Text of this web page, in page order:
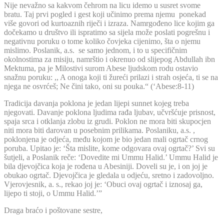
Nije nevažno sa kakvom čehrom na licu idemo u susret svome
bratu. Taj prvi pogled i gest koji učinimo prema njemu ponekad
više govori od kurtoaznih riječi i izraza. Namrgođeno lice kojim ga
dočekamo u društvo ili ispratimo sa sijela može poslati pogrešnu i
negativnu poruku o tome koliko čovjeka cijenimo, šta o njemu
mislimo. Poslanik, a.s. se samo jednom, i to u specifičnim
okolnostima za misiju, namrštio i okrenuo od slijepog Abdullah ibn
Mektuma, pa je Milostivi surom Abese ljudskom rodu ostavio
snažnu poruku: ,, A onoga koji ti žureći prilazi i strah osjeća, ti se na
njega ne osvrćeš; Ne čini tako, oni su pouka.“ (‘Abese:8-11)
Tradicija davanja poklona je jedan lijepi sunnet kojeg treba
njegovati. Davanje poklona ljudima rađa ljubav, učvršćuje prisnost,
spaja srca i otklanja zlobu iz grudi. Poklon ne mora biti skupocjen
niti mora biti darovan u posebnim prilikama. Poslaniku, a.s. ,
poklonjena je odjeća, među kojom je bio jedan mali ogrtač crnog
poruba. Upitao je: ‘Šta mislite, kome odgovara ovaj ogrtač?’ Svi su
šutjeli, a Poslanik reče: ‘Dovedite mi Ummu Halid.’ Ummu Halid je
bila djevojčica koja je rođena u Abesiniji. Doveli su je, i on joj je
obukao ogrtač. Djevojčica je gledala u odjeću, sretno i zadovoljno.
Vjerovjesnik, a. s., rekao joj je: ‘Obuci ovaj ogrtač i iznosaj ga,
lijepo ti stoji, o Ummu Halid.’”
Draga braćo i poštovane sestre,